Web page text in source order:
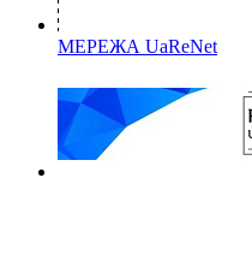
МЕРЕЖА UaReNet